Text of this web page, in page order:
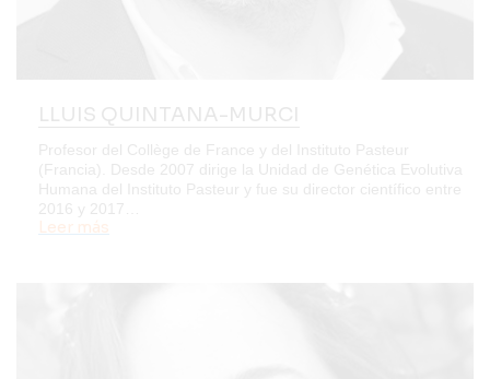
LLUIS QUINTANA-MURCI
Profesor del Collège de France y del Instituto Pasteur
(Francia). Desde 2007 dirige la Unidad de Genética Evolutiva
Humana del Instituto Pasteur y fue su director científico entre
2016 y 2017…
Leer más